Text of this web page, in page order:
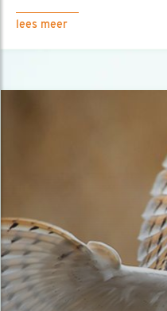
lees meer